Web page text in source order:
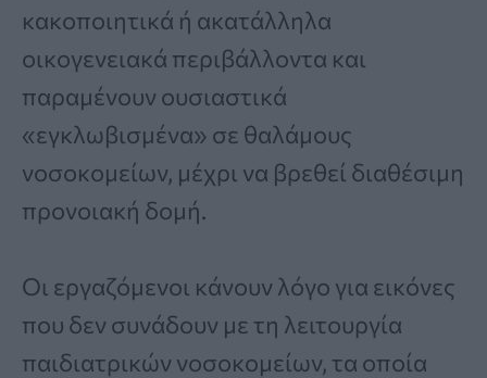
κακοποιητικά ή ακατάλληλα
οικογενειακά περιβάλλοντα και
παραμένουν ουσιαστικά
«εγκλωβισμένα» σε θαλάμους
νοσοκομείων, μέχρι να βρεθεί διαθέσιμη
προνοιακή δομή.
Οι εργαζόμενοι κάνουν λόγο για εικόνες
που δεν συνάδουν με τη λειτουργία
παιδιατρικών νοσοκομείων, τα οποία